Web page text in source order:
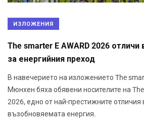
ИЗЛОЖЕНИЯ
The smarter E AWARD 2026
за енергийния преход
В навечерието на изложението The
Мюнхен бяха обявени носителите на
2026, едно от най-престижните отличия
възобновяемата енергия.